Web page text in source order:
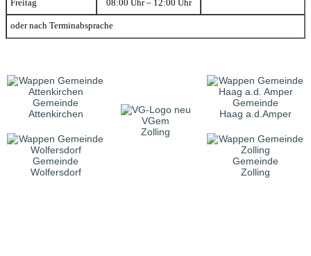
Freitag 08:00 Uhr – 12:00 Uhr
oder nach Terminabsprache
Gemeinde
Attenkirchen
VGem
Zolling
Gemeinde
Haag a.d.Amper
Gemeinde
Wolfersdorf
Gemeinde
Zolling